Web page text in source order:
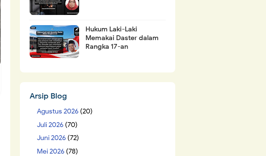
Hukum Laki-Laki
Memakai Daster dalam
Rangka 17-an
Arsip Blog
Agustus 2026 (20)
Juli 2026 (70)
Juni 2026 (72)
Mei 2026 (78)